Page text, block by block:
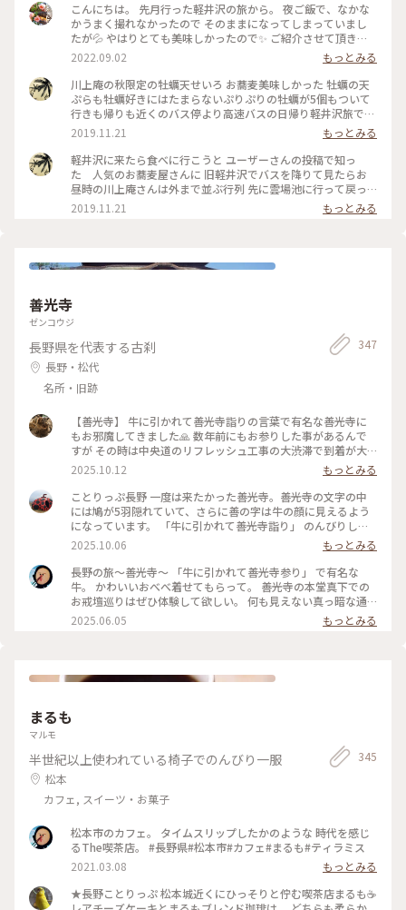
こんにちは。 先月行った軽井沢の旅から。 夜ご飯で、なかな
かうまく撮れなかったので そのままになってしまっていまし
たが💦 やはりとても美味しかったので✨ ご紹介させて頂きま
すm(__)m♪ 『川上庵 せきれい橋店』さん。 ハルニレテラス
にあります。 川の音が聞こえるテラス席でのんびり 夜ご飯を
頂きました。 テーブルにはキャンドルが灯され 雰囲気があり
ました。 どちらのお料理もとても美味しかったのですが、 や
はりお蕎麦、天ぷらもサクッとして とても美味しく頂きまし
た♡ 店員さんにも良くして頂きましたm(__)m✨ またうかがい
たいです✨ ごちそうさまでした。 ★2枚目はお豆腐、お塩や薬
味で頂きます。 ★3枚目は豚の角煮。とろとろでした。 #川上
庵せきれい橋店 #川上庵 #ハルニレテラス #軽井沢 #軽井沢の
旅 #旅の思い出 #夏の思い出 #長野県 #旧軽井沢
2022.09.02
もっとみる
川上庵の秋限定の牡蠣天せいろ お蕎麦美味しかった 牡蠣の天
ぷらも牡蠣好きにはたまらないぷりぷりの牡蠣が5個もついて
行きも帰りも近くのバス停より高速バスの日帰り軽井沢旅でし
た
2019.11.21
もっとみる
軽井沢に来たら食べに行こうと ユーザーさんの投稿で知っ
た 人気のお蕎麦屋さんに 旧軽井沢でバスを降りて見たらお
昼時の川上庵さんは外まで並ぶ行列 先に雲場池に行って戻っ
たらすぐに入れました でも食べてるとまた行列〜 軽井沢の人
気のお蕎麦屋さん 入口の紅葉も綺麗でした #秋の色彩
2019.11.21 もっとみる
善光寺
ゼンコウジ
長野県を代表する古刹
長野・松代
名所・旧跡
347
【善光寺】 牛に引かれて善光寺詣りの言葉で有名な善光寺に
もお邪魔してきました🙏 数年前にもお参りした事があるんで
すが その時は中央道のリフレッシュ工事の大渋滞で到着が大
幅に遅れて仲見世通りは全てスルーだったのでリベンジ嬉しい
です😊 びんずるさんを摩って本堂にお参りして御朱印をいた
だいて さて！仲見世通り行こうかー😆って時に警備員のおっ
ちゃんに声をかけられまして この日は秋の彼岸の初日だった
のであとちょっと待つと法要を終えられた導師様が通りかかる
とのこと😳 更にもうちょっと待つと今度は法要に向かう上人
様が通られるそうなので両方に並んでお数珠頂戴をしていただ
けました🙏✨ 上人様や導師様が本堂での法要への行き帰りに
参道に跪いた参拝者の方の頭を手に持った数珠で撫でて功徳を
授けてくださるのがお数珠頂戴です📿 なんてステキなタイミ
ング✨はじめて授けていただけました✨✨ 教えてくれた警備の
おっちゃんにも大感謝です(*´꒳`*) （2025.9.20） #お寺 #御朱
2025.10.12
もっとみる
ことりっぷ長野 一度は来たかった善光寺。善光寺の文字の中
には鳩が5羽隠れていて、さらに善の字は牛の顔に見えるよう
になっています。 「牛に引かれて善光寺詣り」 のんびりした
お詣りかなと思っていましたが、布を引っかけた牛を「走っ
て」追いかけたところ、善光寺にたどり着いてしまったという
伝説でした。 いろいろと発見があって面白かったです。 #長野
#善光寺#お寺#牛#鳩
2025.10.06
もっとみる
長野の旅～善光寺～ 「牛に引かれて善光寺参り」 で有名な
牛。 かわいいおべべ着せてもらって。 善光寺の本堂真下での
お戒壇巡りはぜひ体験して欲しい。 何も見えない真っ暗な通
路を歩く 仏様と縁を結ぶ修行だそうです。 #長野県#長野市#善
光寺#お戒壇巡り
2025.06.05 もっとみる
まるも
マルモ
半世紀以上使われている椅子でのんびり一服
松本
カフェ, スイーツ・お菓子
345
松本市のカフェ。 タイムスリップしたかのような 時代を感じ
るThe喫茶店。 #長野県#松本市#カフェ#まるも#ティラミス
2021.03.08
もっとみる
★長野ことりっぷ 松本城近くにひっそりと佇む喫茶店まるも☕️